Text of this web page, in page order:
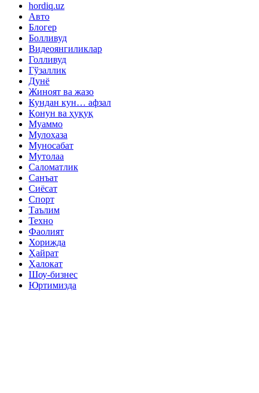
hordiq.uz
Авто
Блогер
Болливуд
Видеоянгиликлар
Голливуд
Гўзаллик
Дунё
Жиноят ва жазо
Кундан кун… афзал
Қонун ва ҳуқуқ
Муаммо
Мулоҳаза
Муносабат
Мутолаа
Саломатлик
Санъат
Сиёсат
Спорт
Таълим
Техно
Фаолият
Хорижда
Ҳайрат
Ҳалокат
Шоу-бизнес
Юртимизда